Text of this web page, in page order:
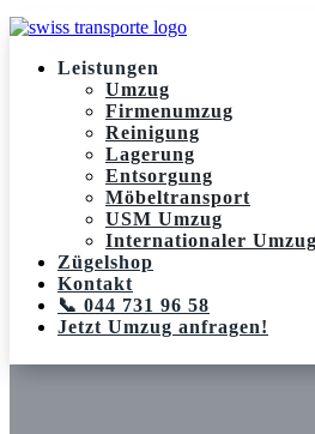
Leistungen
Umzug
Firmenumzug
Reinigung
Lagerung
Entsorgung
Möbeltransport
USM Umzug
Internationaler Umzug
Zügelshop
Kontakt
📞 044 731 96 58
Jetzt Umzug anfragen!